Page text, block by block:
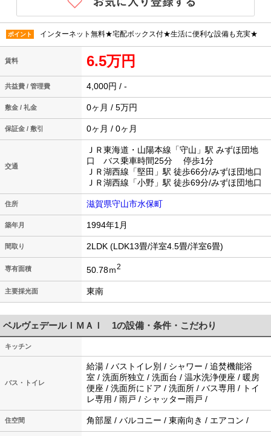
ポイント インターネット無料★宅配ボックス付★生活に便利な設備も充実★
賃料 6.5万円
共益費 / 管理費 4,000円 / -
敷金 / 礼金 0ヶ月 / 5万円
保証金 / 敷引 0ヶ月 / 0ヶ月
交通
ＪＲ東海道・山陽本線「守山」駅 みずほ団地
口 バス乗車時間25分 停歩1分
ＪＲ湖西線「堅田」駅 徒歩66分/みずほ団地口
ＪＲ湖西線「小野」駅 徒歩69分/みずほ団地口
住所 滋賀県守山市水保町
築年月 1994年1月
間取り 2LDK (LDK13畳/洋室4.5畳/洋室6畳)
専有面積 50.78ｍ2
主要採光面 東南
ベルヴェデールＩＭＡＩ 1の設備・条件・こだわり
キッチン
バス・トイレ
給湯 / バストイレ別 / シャワー / 追焚機能浴
室 / 洗面所独立 / 洗面台 / 温水洗浄便座 / 暖房
便座 / 洗面所にドア / 洗面所 / バス専用 / トイ
レ専用 / 雨戸 / シャッター雨戸 /
住空間 角部屋 / バルコニー / 東南向き / エアコン /